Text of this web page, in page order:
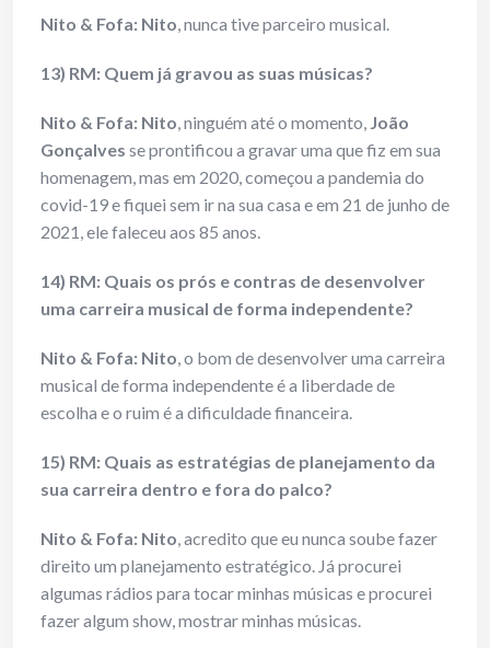
Nito & Fofa: Nito, nunca tive parceiro musical.
13) RM: Quem já gravou as suas músicas?
Nito & Fofa: Nito, ninguém até o momento, João
Gonçalves se prontificou a gravar uma que fiz em sua
homenagem, mas em 2020, começou a pandemia do
covid-19 e fiquei sem ir na sua casa e em 21 de junho de
2021, ele faleceu aos 85 anos.
14) RM: Quais os prós e contras de desenvolver
uma carreira musical de forma independente?
Nito & Fofa: Nito, o bom de desenvolver uma carreira
musical de forma independente é a liberdade de
escolha e o ruim é a dificuldade financeira.
15) RM: Quais as estratégias de planejamento da
sua carreira dentro e fora do palco?
Nito & Fofa: Nito, acredito que eu nunca soube fazer
direito um planejamento estratégico. Já procurei
algumas rádios para tocar minhas músicas e procurei
fazer algum show, mostrar minhas músicas.